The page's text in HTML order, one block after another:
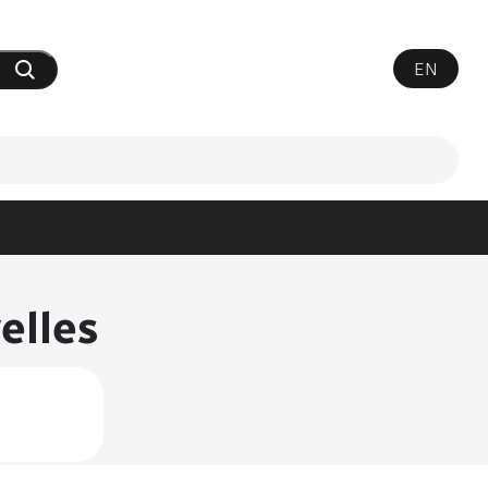
Soumettre votre recherche
EN